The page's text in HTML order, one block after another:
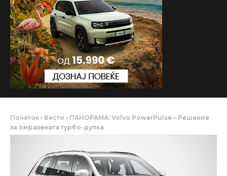
Почеток Вести
ПАНОРАМА: Volvo PowerPulse – Решение
за омразената турбо-дупка